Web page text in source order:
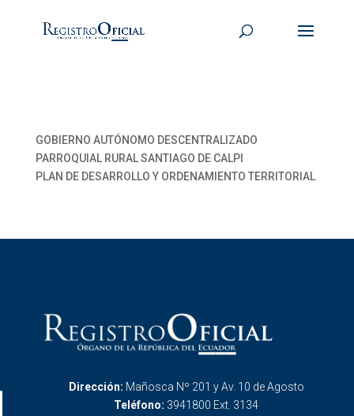
GOBIERNO AUTÓNOMO DESCENTRALIZADO
PARROQUIAL RURAL SANTIAGO DE CALPI
PLAN DE DESARROLLO Y ORDENAMIENTO TERRITORIAL
Dirección: Mañosca Nº 201 y Av. 10 de Agosto
Teléfono: 3941800 Ext. 3134